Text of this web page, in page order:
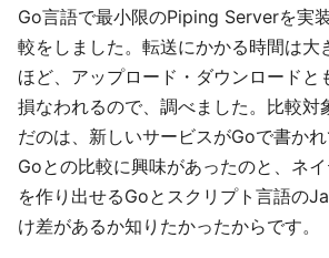
ドで、標準入力（=パイプされたもの
につけて送ってくれるオプションです
file
です。
- を使わずに curl -T ファイルパス ...
たファイルを送ることができます。
PUTではなくPOSTを使いたいときは
す。ただPiping Serverではタイプし
対応してます。